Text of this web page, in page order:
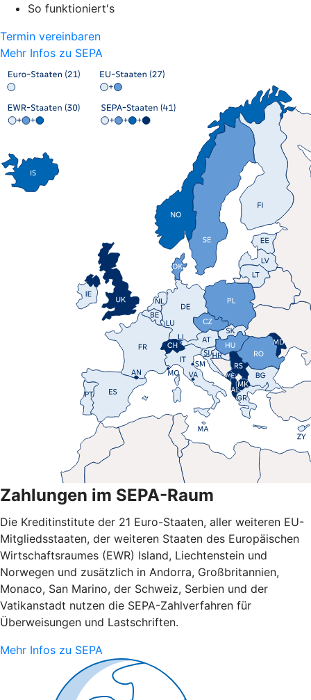
So funktioniert's
Termin vereinbaren
Mehr Infos zu SEPA
Zahlungen im SEPA-Raum
Die Kreditinstitute der 21 Euro-Staaten, aller weiteren EU-
Mitgliedsstaaten, der weiteren Staaten des Europäischen
Wirtschaftsraumes (EWR) Island, Liechtenstein und
Norwegen und zusätzlich in Andorra, Großbritannien,
Monaco, San Marino, der Schweiz, Serbien und der
Vatikanstadt nutzen die SEPA-Zahlverfahren für
Überweisungen und Lastschriften.
Mehr Infos zu SEPA